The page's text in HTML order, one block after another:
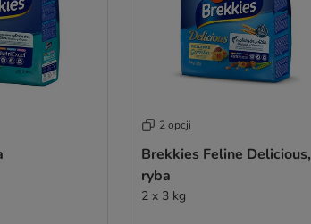
2 opcji
Brekkies Feline Delicious,
ryba
2 x 3 kg